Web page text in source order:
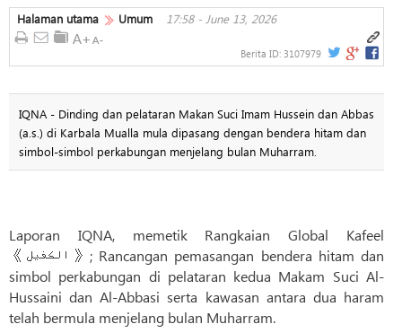
Halaman utama Umum 17:58 - June 13, 2026
Berita ID: 3107979
IQNA - Dinding dan pelataran Makan Suci Imam Hussein dan Abbas
(a.s.) di Karbala Mualla mula dipasang dengan bendera hitam dan
simbol-simbol perkabungan menjelang bulan Muharram.
Laporan IQNA, memetik Rangkaian Global Kafeel
《الکفیل》; Rancangan pemasangan bendera hitam dan
simbol perkabungan di pelataran kedua Makam Suci Al-
Hussaini dan Al-Abbasi serta kawasan antara dua haram
telah bermula menjelang bulan Muharram.